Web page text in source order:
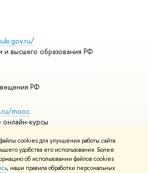
cookies для улучшения работы сайта
удобства его использования. Более
об использовании файлов cookies
, наши правила обработки персональных
и высшего образования РФ
РФ
mooc
курсы
Адреса и контакты